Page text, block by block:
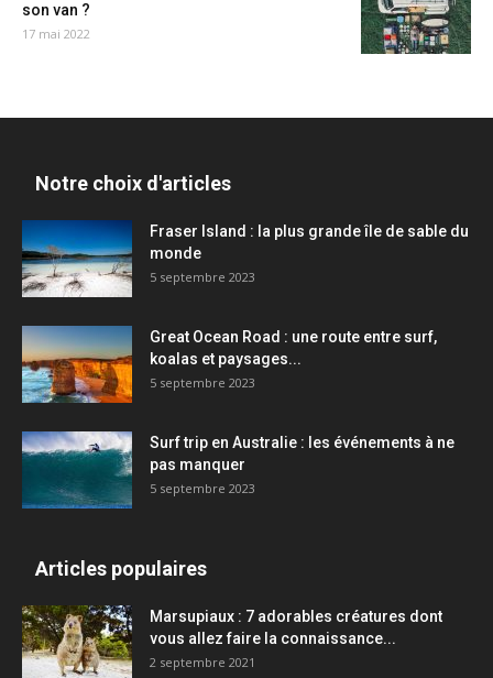
son van ?
17 mai 2022
Notre choix d'articles
Fraser Island : la plus grande île de sable du
monde
5 septembre 2023
Great Ocean Road : une route entre surf,
koalas et paysages...
5 septembre 2023
Surf trip en Australie : les événements à ne
pas manquer
5 septembre 2023
Articles populaires
Marsupiaux : 7 adorables créatures dont
vous allez faire la connaissance...
2 septembre 2021